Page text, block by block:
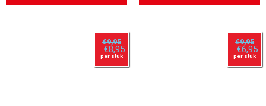
€9,95
€8,95
per stuk
€9,95
€6,95
per stuk